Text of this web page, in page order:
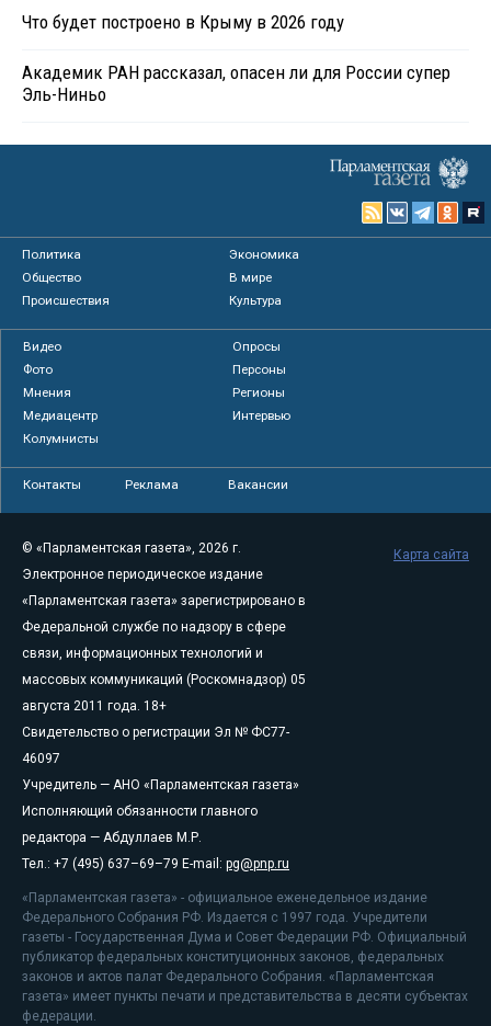
Что будет построено в Крыму в 2026 году
Академик РАН рассказал, опасен ли для России супер
Эль-Ниньо
Политика
Экономика
Общество
В мире
Происшествия
Культура
Видео
Опросы
Фото
Персоны
Мнения
Регионы
Медиацентр
Интервью
Колумнисты
Контакты Реклама Вакансии
© «Парламентская газета», 2026 г.
Электронное периодическое издание
«Парламентская газета» зарегистрировано в
Федеральной службе по надзору в сфере
связи, информационных технологий и
массовых коммуникаций (Роскомнадзор) 05
августа 2011 года. 18+
Свидетельство о регистрации Эл № ФС77-
46097
Учредитель — АНО «Парламентская газета»
Исполняющий обязанности главного
редактора — Абдуллаев М.Р.
Тел.: +7 (495) 637–69–79 E-mail: pg@pnp.ru
«Парламентская газета» - официальное еженедельное издание
Федерального Собрания РФ. Издается с 1997 года. Учредители
газеты - Государственная Дума и Совет Федерации РФ. Официальный
публикатор федеральных конституционных законов, федеральных
законов и актов палат Федерального Собрания. «Парламентская
газета» имеет пункты печати и представительства в десяти субъектах
федерации.
Карта сайта